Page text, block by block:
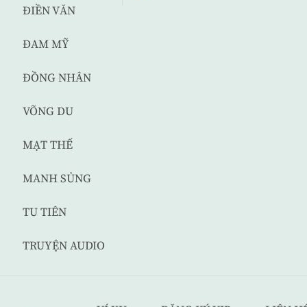
ĐIỀN VĂN
ĐAM MỸ
ĐỒNG NHÂN
VÕNG DU
MẠT THẾ
MANH SỦNG
TU TIÊN
TRUYỆN AUDIO